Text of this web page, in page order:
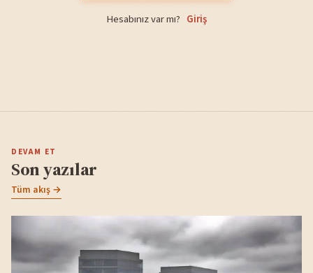
Hesabınız var mı? Giriş
DEVAM ET
Son yazılar
Tüm akış →